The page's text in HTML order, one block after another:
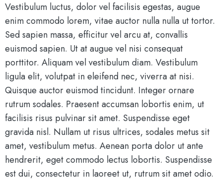
Vestibulum luctus, dolor vel facilisis egestas, augue
enim commodo lorem, vitae auctor nulla nulla ut tortor.
Sed sapien massa, efficitur vel arcu at, convallis
euismod sapien. Ut at augue vel nisi consequat
porttitor. Aliquam vel vestibulum diam. Vestibulum
ligula elit, volutpat in eleifend nec, viverra at nisi.
Quisque auctor euismod tincidunt. Integer ornare
rutrum sodales. Praesent accumsan lobortis enim, ut
facilisis risus pulvinar sit amet. Suspendisse eget
gravida nisl. Nullam ut risus ultrices, sodales metus sit
amet, vestibulum metus. Aenean porta dolor ut ante
hendrerit, eget commodo lectus lobortis. Suspendisse
est dui, consectetur in laoreet ut, rutrum sit amet odio.